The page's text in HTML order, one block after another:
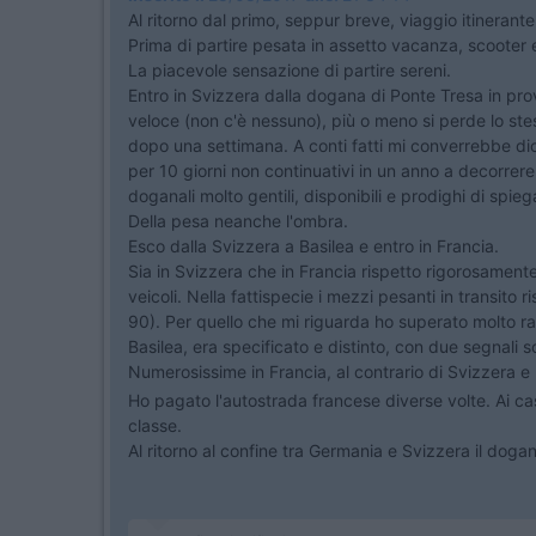
Al ritorno dal primo, seppur breve, viaggio
Prima di partire pesata in assetto vacanza,
La piacevole sensazione di partire sereni.
Entro in Svizzera dalla dogana di Ponte Tresa in
veloce (non c'è nessuno), più o meno si perde lo
dopo una settimana. A conti fatti mi converrebbe
per 10 giorni non continuativi in un anno a
doganali molto gentili, disponibili e prodighi di
Della pesa neanche l'ombra.
Esco dalla Svizzera a Basilea e entro in Francia.
Sia in Svizzera che in Francia rispetto
veicoli. Nella fattispecie i mezzi pesanti in transito
90). Per quello che mi riguarda ho superato molto
Basilea, era specificato e distinto, con due segnali
Numerosissime in Francia, al contrario di Svizzera
Ho pagato l'autostrada francese diverse volte. Ai
classe.
Al ritorno al confine tra Germania e Svizzera il